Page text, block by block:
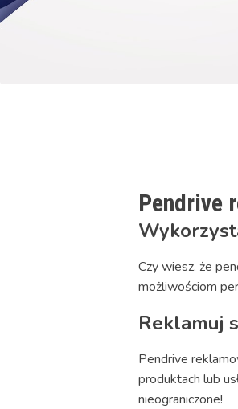
Pendrive
Czy wiesz, że
możliwościom
Reklamuj
Pendrive
produktach lub
nieograniczone!